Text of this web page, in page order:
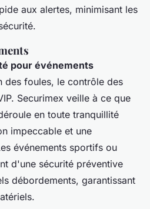
aux alertes, minimisant les
pour événements
des foules, le contrôle des
Securimex veille à ce que
en toute tranquillité
impeccable et une
événements sportifs ou
d'une sécurité préventive
débordements, garantissant